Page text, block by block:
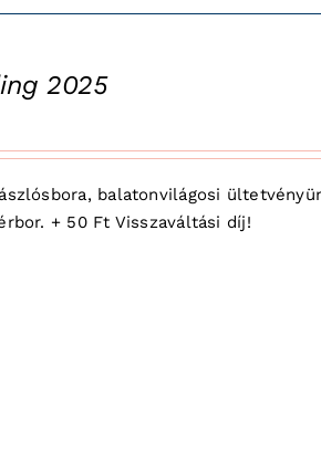
2025
balatonvilágosi
+ 50 Ft Visszaváltási díj!